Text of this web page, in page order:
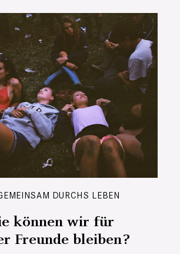
DURCHS LEBEN
können wir für
Freunde bleiben?